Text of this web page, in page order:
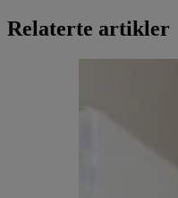
Relaterte artikler